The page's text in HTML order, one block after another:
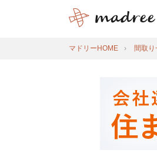
マドリーHOME 間取り